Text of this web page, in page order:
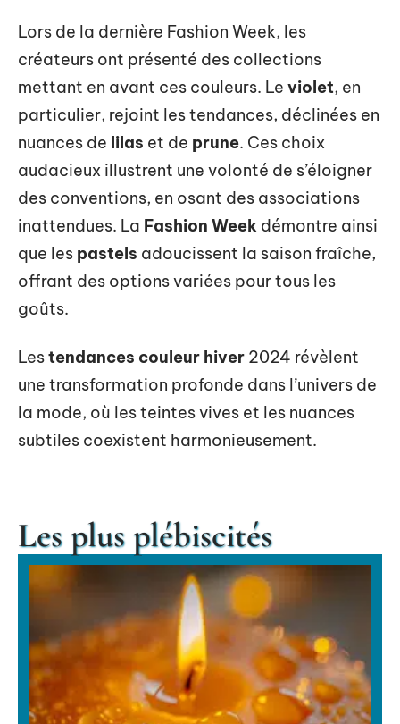
Lors de la dernière Fashion Week, les
créateurs ont présenté des collections
mettant en avant ces couleurs. Le violet, en
particulier, rejoint les tendances, déclinées en
nuances de lilas et de prune. Ces choix
audacieux illustrent une volonté de s’éloigner
des conventions, en osant des associations
inattendues. La Fashion Week démontre ainsi
que les pastels adoucissent la saison fraîche,
offrant des options variées pour tous les
goûts.
Lestendances couleur hiver 2024 révèlent
une transformation profonde dans l’univers de
la mode, où les teintes vives et les nuances
subtiles coexistent harmonieusement.
Les plus plébiscités